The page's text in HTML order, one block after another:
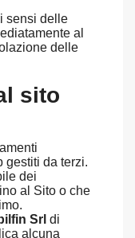
sensi delle
al
delle
sito
gestiti da terzi.
dei
al Sito o che
Srl di
alcuna